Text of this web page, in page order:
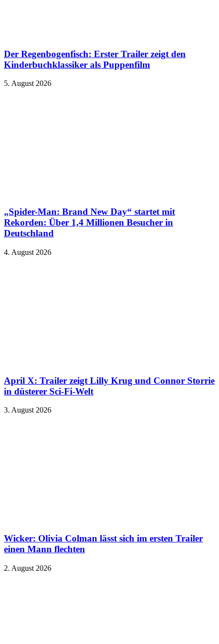
Der Regenbogenfisch: Erster Trailer zeigt den
Kinderbuchklassiker als Puppenfilm
5. August 2026
„Spider-Man: Brand New Day“ startet mit
Rekorden: Über 1,4 Millionen Besucher in
Deutschland
4. August 2026
April X: Trailer zeigt Lilly Krug und Connor Storrie
in düsterer Sci-Fi-Welt
3. August 2026
Wicker: Olivia Colman lässt sich im ersten Trailer
einen Mann flechten
2. August 2026